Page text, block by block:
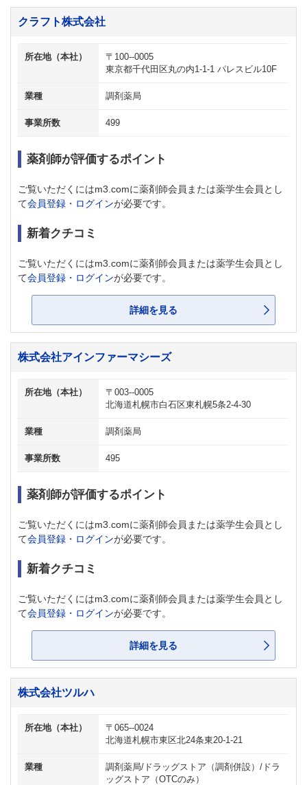
クラフト株式会社
所在地（本社）
〒100--0005
東京都千代田区丸の内1-1-1 パレスビル10F
業種 調剤薬局
事業所数 499
薬剤師が評価するポイント
ご覧いただくにはm3.comに薬剤師会員または薬学生会員とし
て会員登録・ログインが必要です。
新着クチコミ
ご覧いただくにはm3.comに薬剤師会員または薬学生会員とし
て会員登録・ログインが必要です。
詳細を見る
株式会社アインファーマシーズ
所在地（本社）
〒003--0005
北海道札幌市白石区東札幌5条2-4-30
業種 調剤薬局
事業所数 495
薬剤師が評価するポイント
ご覧いただくにはm3.comに薬剤師会員または薬学生会員とし
て会員登録・ログインが必要です。
新着クチコミ
ご覧いただくにはm3.comに薬剤師会員または薬学生会員とし
て会員登録・ログインが必要です。
詳細を見る
株式会社ツルハ
所在地（本社）
〒065--0024
北海道札幌市東区北24条東20-1-21
業種
調剤薬局/ドラッグストア（調剤併設）/ドラ
ッグストア（OTCのみ）